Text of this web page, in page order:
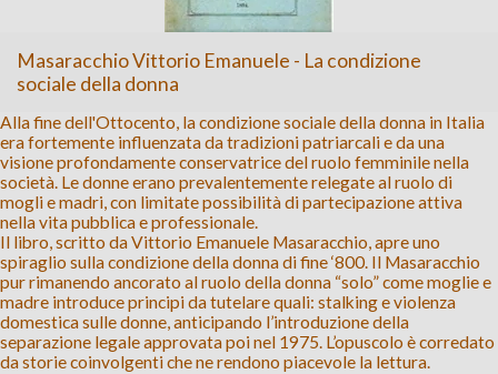
Masaracchio Vittorio Emanuele - La condizione
sociale della donna
Alla fine dell'Ottocento, la condizione sociale della donna in Italia
era fortemente influenzata da tradizioni patriarcali e da una
visione profondamente conservatrice del ruolo femminile nella
società. Le donne erano prevalentemente relegate al ruolo di
mogli e madri, con limitate possibilità di partecipazione attiva
nella vita pubblica e professionale.
Il libro, scritto da Vittorio Emanuele Masaracchio, apre uno
spiraglio sulla condizione della donna di fine ‘800. Il Masaracchio
pur rimanendo ancorato al ruolo della donna “solo” come moglie e
madre introduce principi da tutelare quali: stalking e violenza
domestica sulle donne, anticipando l’introduzione della
separazione legale approvata poi nel 1975. L’opuscolo è corredato
da storie coinvolgenti che ne rendono piacevole la lettura.